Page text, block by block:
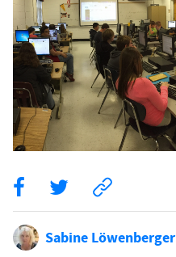
Sabine Löwenberger